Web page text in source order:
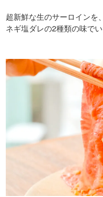
超新鮮な生のサーロインを
ネギ塩ダレの2種類の味で